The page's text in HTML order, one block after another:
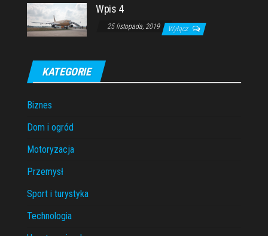
Wpis 4
25 listopada, 2019 Wyłącz
KATEGORIE
Biznes
Dom i ogród
Motoryzacja
Przemysł
Sport i turystyka
Technologia